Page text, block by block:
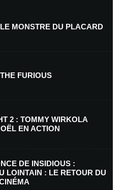
et mon site dans le navigateur pour
MONSTRE DU PLACARD
FURIOUS
2 : TOMMY WIRKOLA
EN ACTION
DE INSIDIOUS :
LOINTAIN : LE RETOUR DU